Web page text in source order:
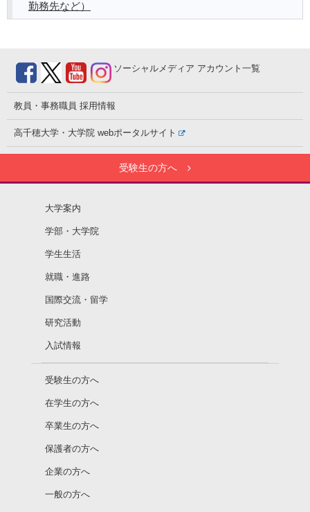
勤務先など）
ソーシャルメディア アカウント一覧
教員・事務職員 採用情報
高千穂大学・大学院 webポータルサイト
受験生の方へ
大学案内
学部・大学院
学生生活
就職・進路
国際交流・留学
研究活動
入試情報
受験生の方へ
在学生の方へ
卒業生の方へ
保護者の方へ
企業の方へ
一般の方へ